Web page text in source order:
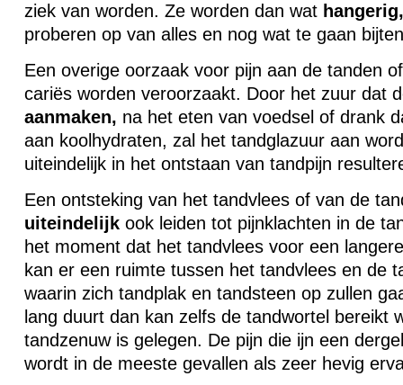
ziek van worden. Ze worden dan wat hangerig,
proberen op van alles en nog wat te gaan
Een overige oorzaak voor pijn aan de tanden
cariës worden veroorzaakt. Door het zuur dat
aanmaken, na het eten van voedsel of drank
aan koolhydraten, zal het tandglazuur aan
uiteindelijk in het ontstaan van tandpijn
Een ontsteking van het tandvlees of van de
uiteindelijkook leiden tot pijnklachten in de
het moment dat het tandvlees voor een
kan er een ruimte tussen het tandvlees en de
waarin zich tandplak en tandsteen op zullen
lang duurt dan kan zelfs de tandwortel bereikt
tandzenuw is gelegen. De pijn die ijn een
wordt in de meeste gevallen als zeer hevig